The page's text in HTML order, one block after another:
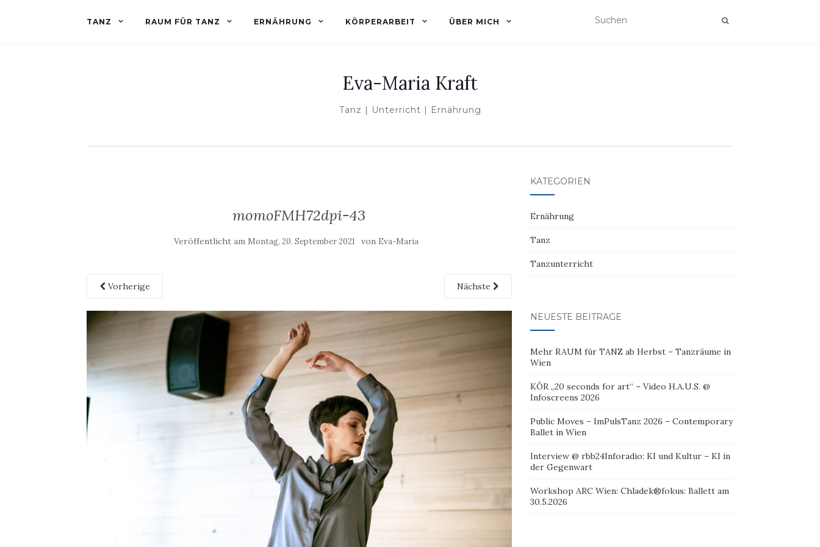
TANZ RAUM FÜR TANZ ERNÄHRUNG KÖRPERARBEIT ÜBER MICH
Eva-Maria Kraft
Tanz | Unterricht | Ernährung
momoFMH72dpi-43
Veröffentlicht am Montag, 20. September 2021 von Eva-Maria
Vorherige Nächste
KATEGORIEN
Ernährung
Tanz
Tanzunterricht
NEUESTE BEITRÄGE
Mehr RAUM für TANZ ab Herbst – Tanzräume in
Wien
KÖR „20 seconds for art“ – Video H.A.U.S. @
Infoscreens 2026
Public Moves – ImPulsTanz 2026 – Contemporary
Ballet in Wien
Interview @ rbb24Inforadio: KI und Kultur – KI in
der Gegenwart
Workshop ARC Wien: Chladek®fokus: Ballett am
30.5.2026